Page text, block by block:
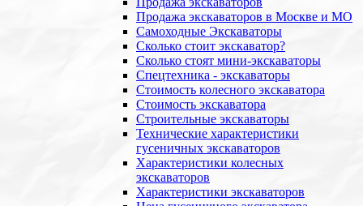
Продажа экскаваторов в Москве и МО
Самоходные Экскаваторы
Сколько стоит экскаватор?
Сколько стоят мини-экскаваторы
Спецтехника - экскаваторы
Стоимость колесного экскаватора
Стоимость экскаватора
Строительные экскаваторы
Технические характеристики
гусеничных экскаваторов
Характеристики колесных
экскаваторов
Характеристики экскаваторов